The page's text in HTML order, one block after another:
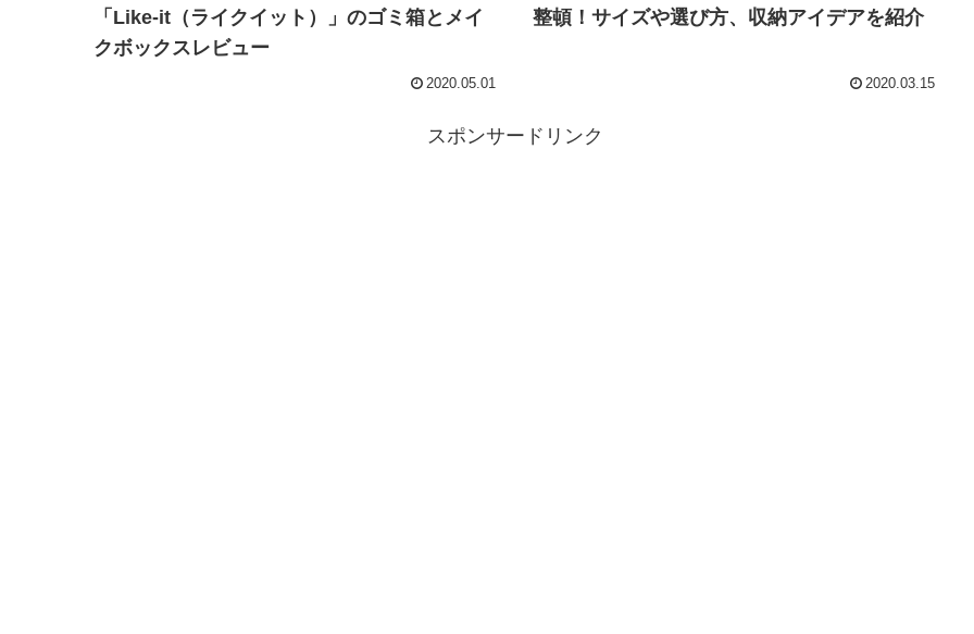
「Like-it（ライクイット）」のゴミ箱とメイ
クボックスレビュー
2020.05.01
整頓！サイズや選び方、収納アイデアを紹介
2020.03.15
スポンサードリンク